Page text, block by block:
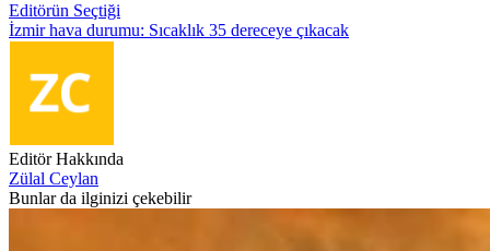
Editörün Seçtiği
İzmir hava durumu: Sıcaklık 35 dereceye çıkacak
Editör Hakkında
Zülal Ceylan
Bunlar da ilginizi çekebilir